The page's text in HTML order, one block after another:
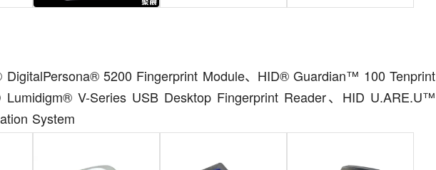
DigitalPersona® 5200 Fingerprint Module、HID® Guardian™ 100 Tenprint
Lumidigm® V-Series USB Desktop Fingerprint Reader、HID U.ARE.U™
System